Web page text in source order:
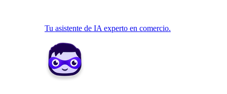
Tu asistente de IA experto en comercio.